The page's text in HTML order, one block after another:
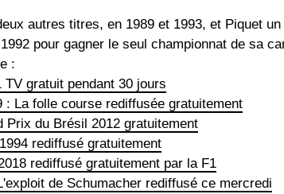
autres titres, en 1989 et 1993, et Piquet
pour gagner le seul championnat de sa
:
TV gratuit pendant 30 jours
: La folle course rediffusée gratuitement
Prix du Brésil 2012 gratuitement
rediffusé gratuitement
rediffusé gratuitement par la F1
de Schumacher rediffusé ce mercredi